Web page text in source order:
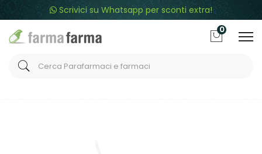
Scrivici su Whatsapp per sconti extra!
0